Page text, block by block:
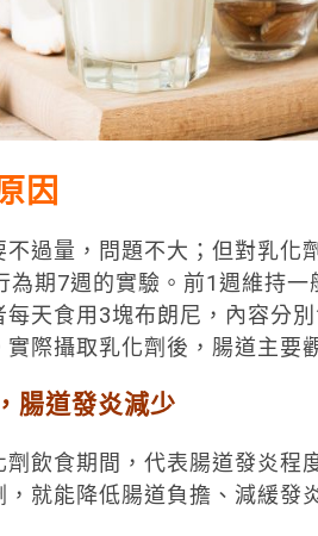
因
過量，問題不大；但對乳化
為期7週的實驗。前1週維持
天食用3塊布朗尼，內容分
際攝取乳化劑後，腸道主要
腸道發炎減少
飲食期間，代表腸道發炎程
就能降低腸道負擔、減緩發